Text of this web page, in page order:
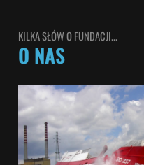
KILKA SŁÓW O FUNDACJI...
O NAS